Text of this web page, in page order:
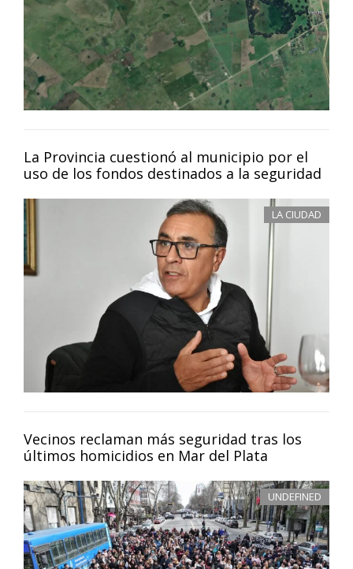
La Provincia cuestionó al municipio por el
uso de los fondos destinados a la seguridad
LA CIUDAD
Vecinos reclaman más seguridad tras los
últimos homicidios en Mar del Plata
UNDEFINED